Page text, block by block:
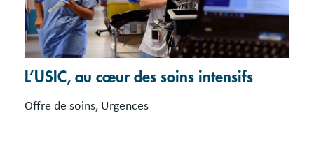
L’USIC, au cœur des soins intensifs
Offre de soins, Urgences